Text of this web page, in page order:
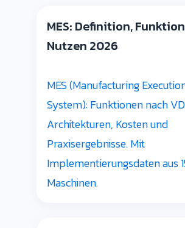
MES: Definition,
Nutzen 2026
MES (Manufacturing
System): Funktionen nach
Architekturen, Kosten und
Praxisergebnisse. Mit
Implementierungsdaten aus
Maschinen.